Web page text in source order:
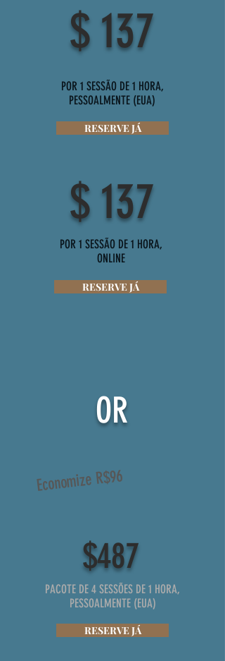
$ 137
POR 1 SESSÃO DE 1 HORA,
PESSOALMENTE (EUA)
$ 137
POR 1 SESSÃO DE 1 HORA,
ONLINE
RESERVE JÁ
RESERVE JÁ
OR
Economize R$96
$487
PACOTE DE 4 SESSÕES DE 1 HORA,
PESSOALMENTE (EUA)
RESERVE JÁ